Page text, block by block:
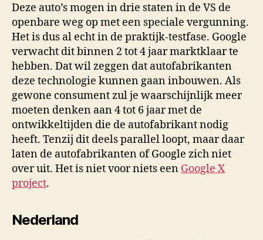
Deze auto’s mogen in drie staten in de VS de
openbare weg op met een speciale vergunning.
Het is dus al echt in de praktijk-testfase. Google
verwacht dit binnen 2 tot 4 jaar marktklaar te
hebben. Dat wil zeggen dat autofabrikanten
deze technologie kunnen gaan inbouwen. Als
gewone consument zul je waarschijnlijk meer
moeten denken aan 4 tot 6 jaar met de
ontwikkeltijden die de autofabrikant nodig
heeft. Tenzij dit deels parallel loopt, maar daar
laten de autofabrikanten of Google zich niet
over uit. Het is niet voor niets een Google X
project.
Nederland